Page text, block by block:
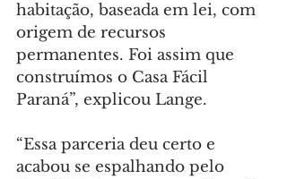
habitação, baseada em lei, com
origem de recursos
permanentes. Foi assim que
construímos o Casa Fácil
Paraná”, explicou Lange.
“Essa parceria deu certo e
acabou se espalhando pelo